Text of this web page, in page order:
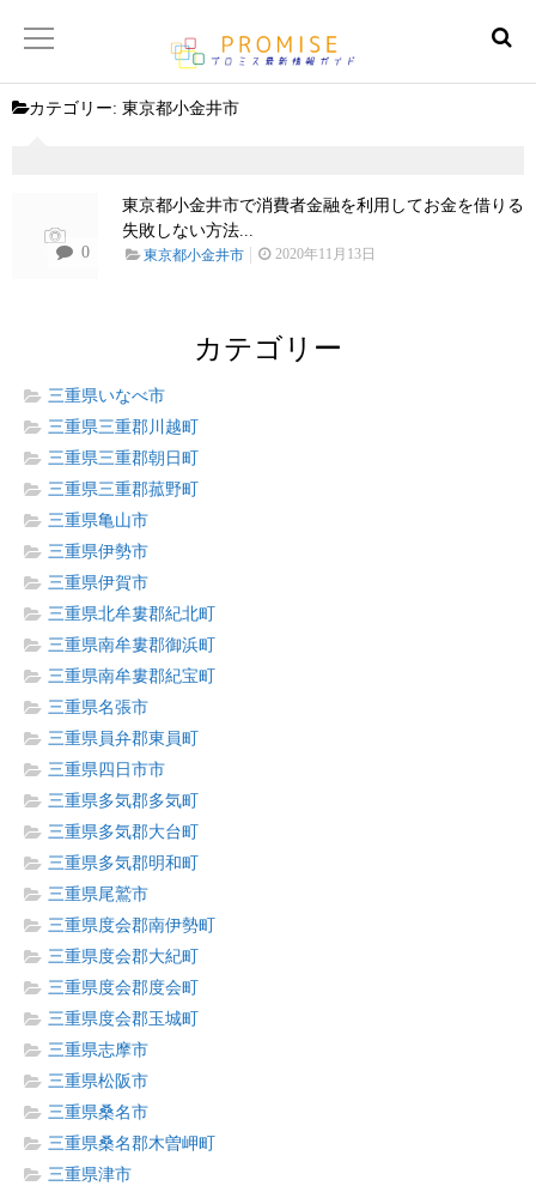
【サイトマップ】
カテゴリー: 東京都小金井市
0
東京都小金井市で消費者金融を利用してお金を借りる
失敗しない方法...
東京都小金井市 2020年11月13日
カテゴリー
三重県いなべ市
三重県三重郡川越町
三重県三重郡朝日町
三重県三重郡菰野町
三重県亀山市
三重県伊勢市
三重県伊賀市
三重県北牟婁郡紀北町
三重県南牟婁郡御浜町
三重県南牟婁郡紀宝町
三重県名張市
三重県員弁郡東員町
三重県四日市市
三重県多気郡多気町
三重県多気郡大台町
三重県多気郡明和町
三重県尾鷲市
三重県度会郡南伊勢町
三重県度会郡大紀町
三重県度会郡度会町
三重県度会郡玉城町
三重県志摩市
三重県松阪市
三重県桑名市
三重県桑名郡木曽岬町
三重県津市